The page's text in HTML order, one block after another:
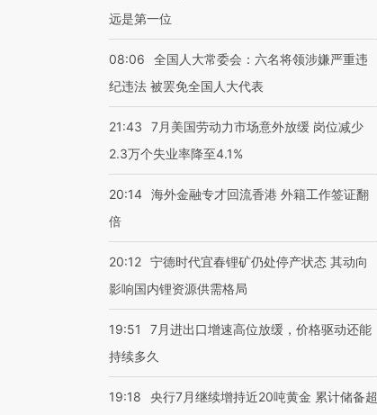
远是第一位
08:06
全国人大常委会：六名将领涉嫌严重违
纪违法 被罢免全国人大代表
21:43
7月美国劳动力市场意外放缓 岗位减少
2.3万个失业率降至4.1%
20:14 海外金融专才回流香港 外籍工作签证翻
倍
20:12 宁德时代宜春锂矿仍处停产状态 其动向
影响国内锂资源供需格局
19:51
7月进出口增速高位放缓，价格驱动还能
持续多久
19:18
央行7月继续增持近20吨黄金 累计储备超